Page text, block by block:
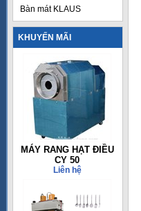
Bàn mát KLAUS
KHUYẾN MÃI
MÁY RANG HẠT ĐIỀU
CY 50
Liên hệ